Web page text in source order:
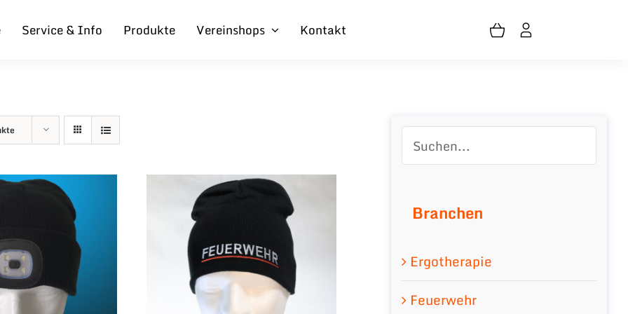
Service & Info Produkte Vereinshops Kontakt
Branchen
Ergotherapie
Feuerwehr